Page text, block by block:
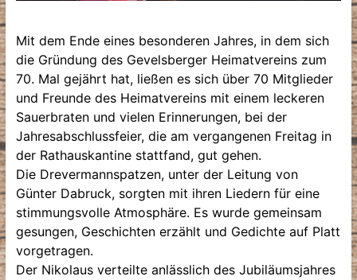
Mit dem Ende eines besonderen Jahres, in dem sich
die Gründung des Gevelsberger Heimatvereins zum
70. Mal gejährt hat, ließen es sich über 70 Mitglieder
und Freunde des Heimatvereins mit einem leckeren
Sauerbraten und vielen Erinnerungen, bei der
Jahresabschlussfeier, die am vergangenen Freitag in
der Rathauskantine stattfand, gut gehen.
Die Drevermannspatzen, unter der Leitung von
Günter Dabruck, sorgten mit ihren Liedern für eine
stimmungsvolle Atmosphäre. Es wurde gemeinsam
gesungen, Geschichten erzählt und Gedichte auf Platt
vorgetragen.
Der Nikolaus verteilte anlässlich des Jubiläumsjahres